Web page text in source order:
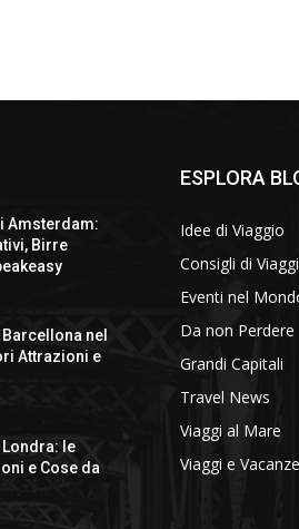
Amsterdam:
Birre
nel
Attrazioni e
Londra: le
e Cose da
ESPLORA
Idee di Viaggio
Consigli di
Eventi nel
Da non Perdere
Grandi Capitali
Travel News
Viaggi al Mare
Viaggi e Vacanze